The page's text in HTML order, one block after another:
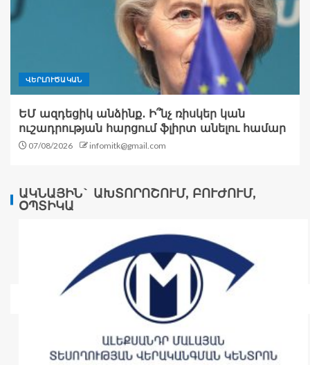
ՎԵՐԼՈՒԾԱԿԱՆ
ԵՄ ազդեցիկ անձինք․ Ի՞նչ ռիսկեր կան
ուշադրության հարցում ֆլիրտ անելու համար
07/08/2026 infomitk@gmail.com
ԱԿՆԱՅԻՆ` ԱԽՏՈՐՈՇՈՒՄ, ԲՈՒԺՈՒՄ,
ՕՊՏԻԿԱ